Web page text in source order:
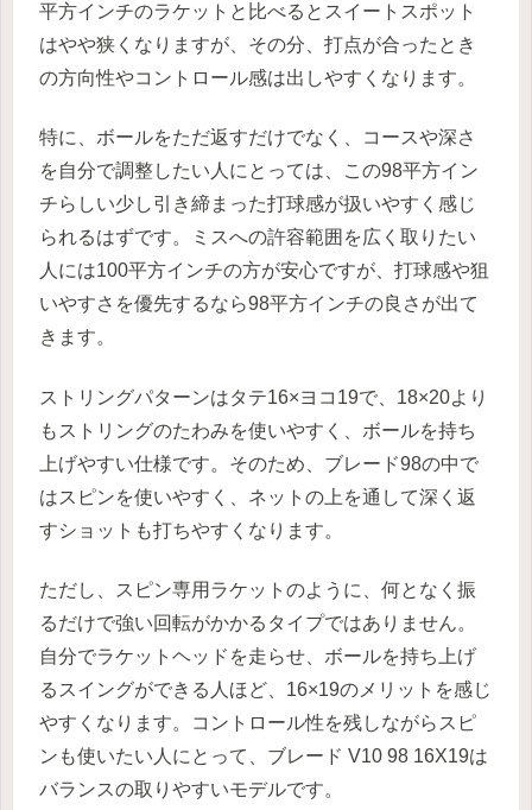
平方インチのラケットと比べるとスイートスポット
はやや狭くなりますが、その分、打点が合ったとき
の方向性やコントロール感は出しやすくなります。
特に、ボールをただ返すだけでなく、コースや深さ
を自分で調整したい人にとっては、この98平方イン
チらしい少し引き締まった打球感が扱いやすく感じ
られるはずです。ミスへの許容範囲を広く取りたい
人には100平方インチの方が安心ですが、打球感や狙
いやすさを優先するなら98平方インチの良さが出て
きます。
ストリングパターンはタテ16×ヨコ19で、18×20より
もストリングのたわみを使いやすく、ボールを持ち
上げやすい仕様です。そのため、ブレード98の中で
はスピンを使いやすく、ネットの上を通して深く返
すショットも打ちやすくなります。
ただし、スピン専用ラケットのように、何となく振
るだけで強い回転がかかるタイプではありません。
自分でラケットヘッドを走らせ、ボールを持ち上げ
るスイングができる人ほど、16×19のメリットを感じ
やすくなります。コントロール性を残しながらスピ
ンも使いたい人にとって、ブレード V10 98 16X19は
バランスの取りやすいモデルです。